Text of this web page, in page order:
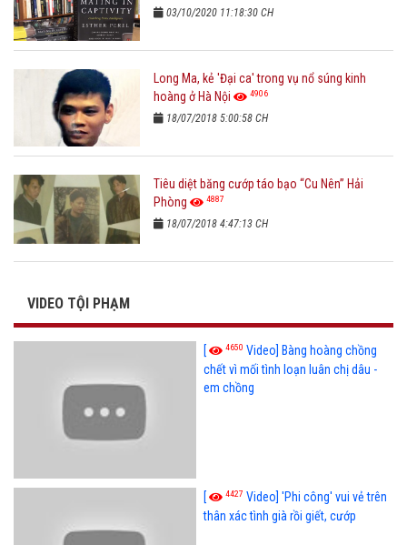
03/10/2020 11:18:30 CH
Long Ma, kẻ 'Đại ca' trong vụ nổ súng kinh
hoàng ở Hà Nội
4906
18/07/2018 5:00:58 CH
Tiêu diệt băng cướp táo bạo “Cu Nên” Hải
Phòng
4887
18/07/2018 4:47:13 CH
VIDEO TỘI PHẠM
[ 4650 Video] Bàng hoàng chồng
chết vì mối tình loạn luân chị dâu -
em chồng
[ 4427 Video] 'Phi công' vui vẻ trên
thân xác tình già rồi giết, cướp